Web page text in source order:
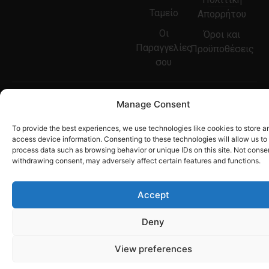
Manage Consent
To provide the best experiences, we use technologies like cookies to store
access device information. Consenting to these technologies will allow us to
process data such as browsing behavior or unique IDs on this site. Not
withdrawing consent, may adversely affect certain features and functions.
Accept
Deny
View preferences
Ταμείο
Οι
Παραγγελίες
σου
Απορρήτου
Όροι και
Προϋποθέσεις
Tetteris Michalis